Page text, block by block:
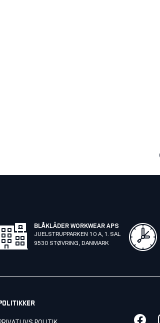
BLÅKLÄDER WORKWEAR APS
JUELSTRUPPARKEN 10 A, 1. SAL
9530 STØVRING, DANMARK